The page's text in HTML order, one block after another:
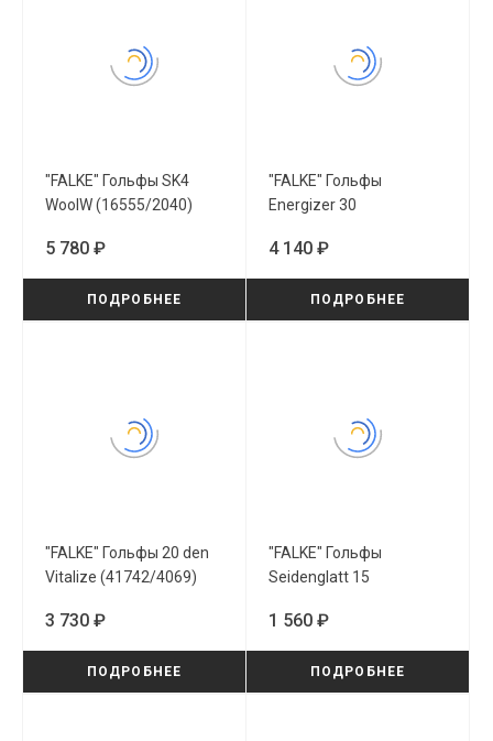
"FALKE" Гольфы SK4
WoolW (16555/2040)
5 780 ₽
ПОДРОБНЕЕ
"FALKE" Гольфы
Energizer 30
4 140 ₽
ПОДРОБНЕЕ
"FALKE" Гольфы 20 den
Vitalize (41742/4069)
3 730 ₽
ПОДРОБНЕЕ
"FALKE" Гольфы
Seidenglatt 15
1 560 ₽
ПОДРОБНЕЕ